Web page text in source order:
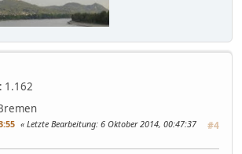
1.162
#4
Letzte Bearbeitung: 6 Oktober 2014, 00:47:37